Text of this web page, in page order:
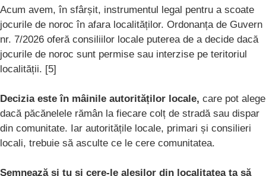
Acum avem, în sfârșit, instrumentul legal pentru a scoate
jocurile de noroc în afara localităților. Ordonanța de Guvern
nr. 7/2026 oferă consiliilor locale puterea de a decide dacă
jocurile de noroc sunt permise sau interzise pe teritoriul
localității. [5]
Decizia este în mâinile autorităților locale, care pot alege
dacă păcănelele rămân la fiecare colț de stradă sau dispar
din comunitate. Iar autoritățile locale, primari și consilieri
locali, trebuie să asculte ce le cere comunitatea.
Semnează și tu și cere-le aleșilor din localitatea ta să